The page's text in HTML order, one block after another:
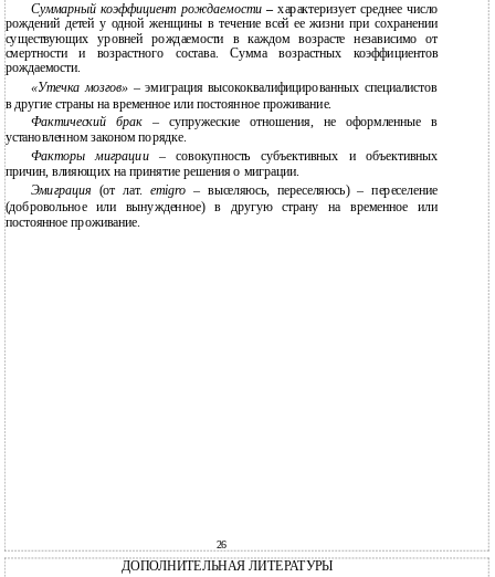
Суммарный коэффициент рождаемости–характеризует среднее число
рождений детей у одной женщины в течение всей ее жизни при сохранении
существующих уровней рождаемости в каждом возрасте независимо от
смертности и возрастного состава. Сумма возрастных коэффициентов
рождаемости.
«Утечка мозгов» – эмиграция высококвалифицированных специалистов
в другие страны на временное или постоянное проживание.
Фактический брак– супружеские отношения, не оформленные в
установленном законом порядке.
Факторы миграции – совокупность субъективных и объективных
причин, влияющих на принятие решения о миграции.
Эмиграция (от лат. emigro– выселяюсь, переселяюсь) – переселение
(добровольное или вынужденное) в другую страну на временное или
постоянное проживание.
26
ДОПОЛНИТЕЛЬНАЯ ЛИТЕРАТУРЫ